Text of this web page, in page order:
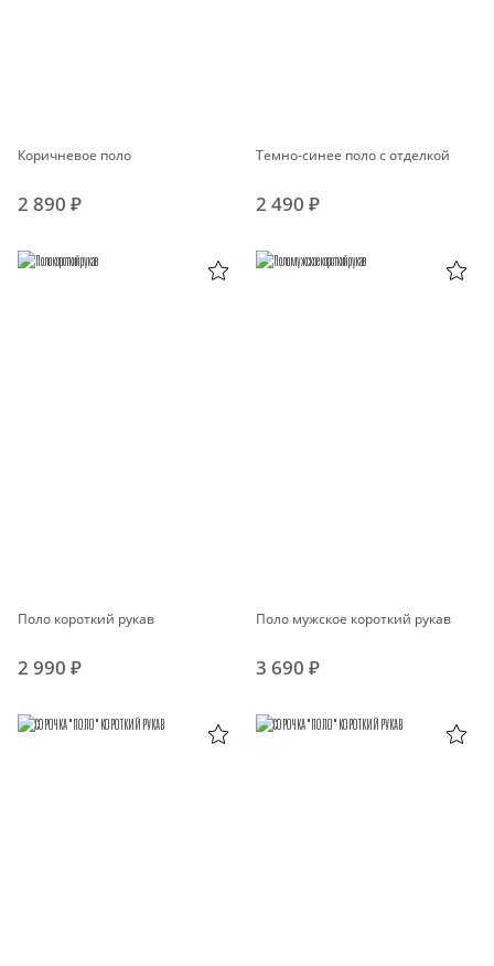
Коричневое поло
2 890 ₽
Темно-синее поло с отделкой
2 490 ₽
Поло короткий рукав
2 990 ₽
Поло мужское короткий рукав
3 690 ₽